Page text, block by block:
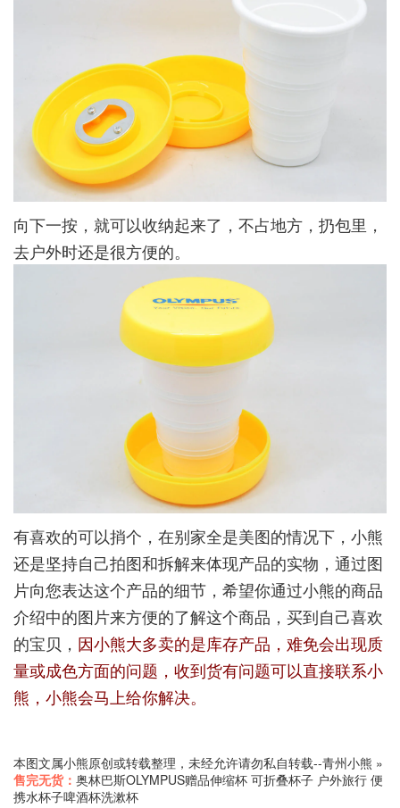
向下一按，就可以收纳起来了，不占地方，扔包里，
去户外时还是很方便的。
有喜欢的可以捎个，在别家全是美图的情况下，小熊
还是坚持自己拍图和拆解来体现产品的实物，通过图
片向您表达这个产品的细节，希望你通过小熊的商品
介绍中的图片来方便的了解这个商品，买到自己喜欢
的宝贝， 因小熊大多卖的是库存产品，难免会出现质
量或成色方面的问题，收到货有问题可以直接联系小
熊，小熊会马上给你解决。
本图文属小熊原创或转载整理，未经允许请勿私自转载--青州小熊 »
售完无货： 奥林巴斯OLYMPUS赠品伸缩杯 可折叠杯子 户外旅行 便
携水杯子啤酒杯洗漱杯